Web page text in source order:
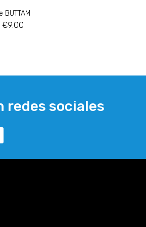
BUTTAM
€9.00
redes sociales